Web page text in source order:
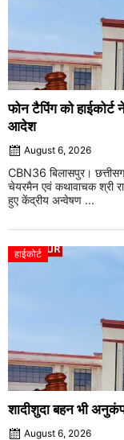
फोन टैपिंग को
आदेश
August 6, 2026
CBN36 बिलासपुर।
चेयरमैन एवं कथावाचक श्री
हुए केंद्रीय अन्वेषण ...
हाईकोर्ट
शादीशुदा बहन भी
August 6, 2026